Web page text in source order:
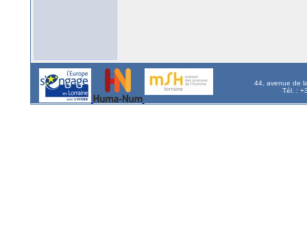
44, avenue de
Tél. :